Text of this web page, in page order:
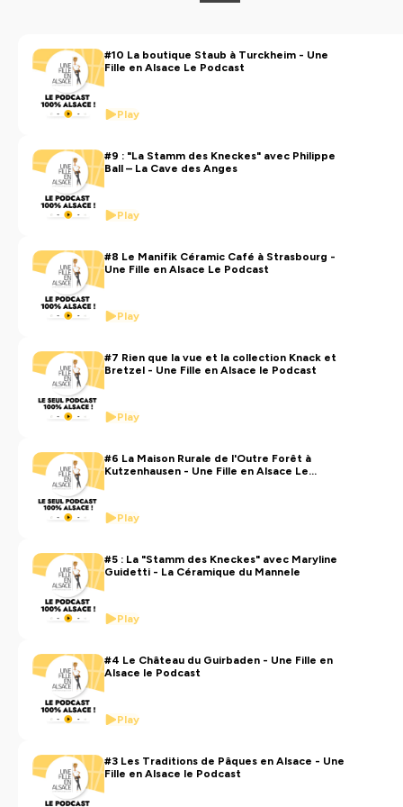
mon blog :www.unefilleenalsace.com
Contact : celine@unefilleenalsace.com
Hébergé par Ausha. Visitez
#10 La boutique Staub à Turckheim - Une
Fille en Alsace Le Podcast
Play
#9 : "La Stamm des Kneckes" avec Philippe
Ball – La Cave des Anges
Play
#8 Le Manifik Céramic Café à Strasbourg -
Une Fille en Alsace Le Podcast
Play
#7 Rien que la vue et la collection Knack et
Bretzel - Une Fille en Alsace le Podcast
Play
#6 La Maison Rurale de l'Outre Forêt à
Kutzenhausen - Une Fille en Alsace Le
Play
#5 : La "Stamm des Kneckes" avec Maryline
Guidetti - La Céramique du Mannele
Play
#4 Le Château du Guirbaden - Une Fille en
Alsace le Podcast
Play
#3 Les Traditions de Pâques en Alsace - Une
Fille en Alsace le Podcast